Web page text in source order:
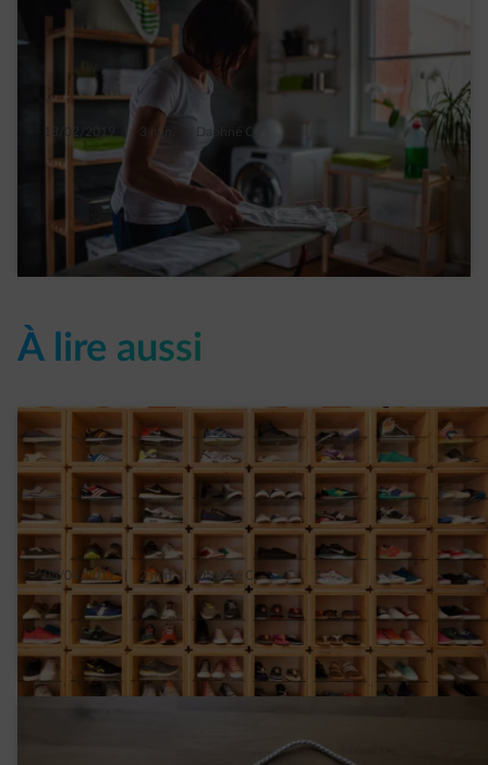
3 min. Daphné C.
6 astuces pour l’aménagement d’une
buanderie
Read more
À lire aussi
05/04/2017 | 2 min. Daphné C.
Ranger ses chaussures : 4 DIY faciles à
réaliser